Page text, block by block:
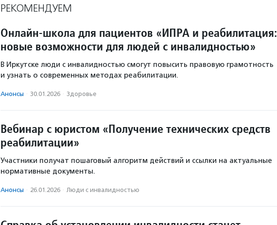
РЕКОМЕНДУЕМ
Онлайн-школа для пациентов «ИПРА и реабилитация:
новые возможности для людей с инвалидностью»
В Иркутске люди с инвалидностью смогут повысить правовую грамотность
и узнать о современных методах реабилитации.
Анонсы · 30.01.2026 · Здоровье
Вебинар с юристом «Получение технических средств
реабилитации»
Участники получат пошаговый алгоритм действий и ссылки на актуальные
нормативные документы.
Анонсы · 26.01.2026 · Люди с инвалидностью